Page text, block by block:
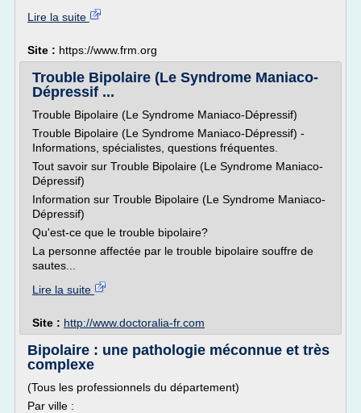
Lire la suite
Site : https://www.frm.org
Trouble Bipolaire (Le Syndrome Maniaco-
Dépressif ...
Trouble Bipolaire (Le Syndrome Maniaco-Dépressif)
Trouble Bipolaire (Le Syndrome Maniaco-Dépressif) -
Informations, spécialistes, questions fréquentes.
Tout savoir sur Trouble Bipolaire (Le Syndrome Maniaco-
Dépressif)
Information sur Trouble Bipolaire (Le Syndrome Maniaco-
Dépressif)
Qu'est-ce que le trouble bipolaire?
La personne affectée par le trouble bipolaire souffre de
sautes...
Lire la suite
Site : http://www.doctoralia-fr.com
Bipolaire : une pathologie méconnue et très
complexe
(Tous les professionnels du département)
Par ville :